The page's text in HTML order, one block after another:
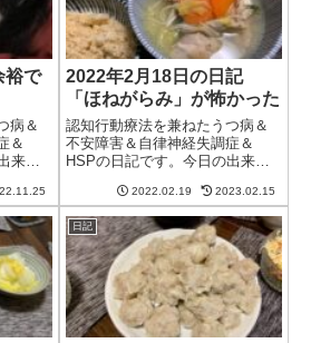
で
病＆
＆
来事
気で
なの
のは
。ま
2022年2月18日の日記
「ほねがらみ」が怖かった
認知行動療法を兼ねたうつ病＆
不安障害＆自律神経失調症＆
HSPの日記です。今日の出来事
低いけど日差しが暖かかった。
まあ、ずっと家のなかにいるか
らどちらにしろ暖かいのだけ
ど。午前中はブログの更新とク
ラウドワークス。ク...
2022.02.19 2023.02.15
日記